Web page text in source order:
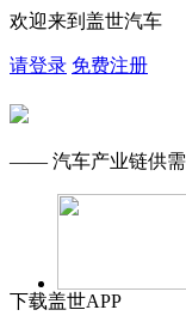
欢迎来到盖世汽车
请登录 免费注册
—— 汽车产业链供
下载盖世APP